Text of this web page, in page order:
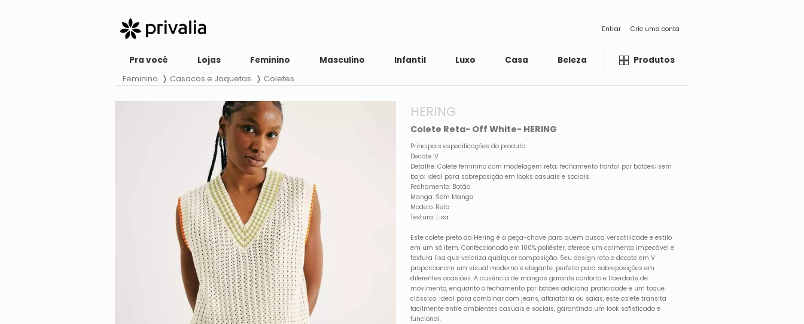
Entrar Crie uma conta
Pra você Lojas Feminino Masculino Infantil Luxo Casa Beleza LiquidaProdutos
Feminino Casacos e Jaquetas Coletes
HERING
Colete Reta- Off White- HERING
Principais especificações do produto:
Decote: V
Detalhe: Colete feminino com modelagem reta; fechamento frontal por botões; sem
bojo; ideal para sobreposição em looks casuais e sociais.
Fechamento: Botão
Manga: Sem Manga
Modelo: Reta
Textura: Lisa
Este colete preto da Hering é a peça-chave para quem busca versatilidade e estilo
em um só item. Confeccionado em 100% poliéster, oferece um caimento impecável e
textura lisa que valoriza qualquer composição. Seu design reto e decote em V
proporcionam um visual moderno e elegante, perfeito para sobreposições em
diferentes ocasiões. A ausência de mangas garante conforto e liberdade de
movimento, enquanto o fechamento por botões adiciona praticidade e um toque
clássico. Ideal para combinar com jeans, alfaiataria ou saias, este colete transita
facilmente entre ambientes casuais e sociais, garantindo um look sofisticado e
funcional.